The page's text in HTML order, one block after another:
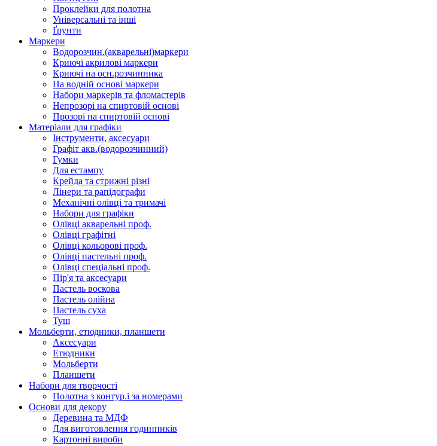
Проклейки для полотна
Універсальні та інші
Ґрунти
Маркери
Водорозчин.(акварельні)маркери
Криючі акрилові маркери
Криючі на осн.розчинника
На водній основі маркери
Набори маркерів та фломастерів
Непрозорі на спиртовій основі
Прозорі на спиртовій основі
Матеріали для графіки
Інструменти, аксесуари
Графіт акв.(водорозчинний)
Гумки
Для естампу
Крейда та стрижні різні
Лінери та рапідографи
Механічні олівці та тримачі
Набори для графіки
Олівці акварельні проф.
Олівці графітні
Олівці кольорові проф.
Олівці пастельні проф.
Олівці спеціальні проф.
Пір'я та аксесуари
Пастель воскова
Пастель олійна
Пастель суха
Туш
Мольберти, етюдники, планшети
Аксесуари
Етюдники
Мольберти
Планшети
Набори для творчості
Полотна з контур.і за номерами
Основи для декору
Деревина та МДФ
Для виготовлення годинників
Картонні вироби